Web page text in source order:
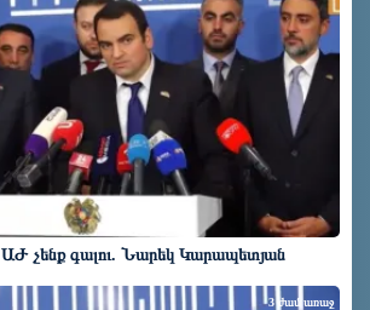
չենք գալու. Նարեկ Կարապետյան
3 ժամ առաջ